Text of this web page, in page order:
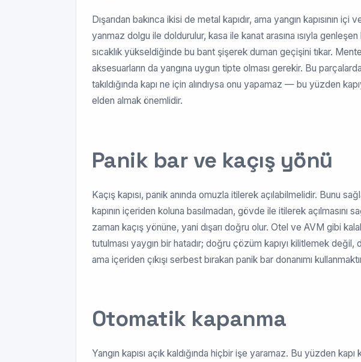
Dışarıdan bakınca ikisi de metal kapıdır, ama yangın kapısının içi
yanmaz dolgu ile doldurulur, kasa ile kanat arasına ısıyla
sıcaklık yükseldiğinde bu bant şişerek duman geçişini tıkar.
aksesuarların da yangına uygun tipte olması gerekir. Bu
takıldığında kapı ne için alındıysa onu yapamaz — bu yüzden
elden almak önemlidir.
Panik bar ve kaçış yönü
Kaçış kapısı, panik anında omuzla itilerek açılabilmelidir. Bunu
kapının içeriden koluna basılmadan, gövde ile itilerek açılmasını
zaman kaçış yönüne, yani dışarı doğru olur. Otel ve AVM gibi
tutulması yaygın bir hatadır; doğru çözüm kapıyı kilitlemek değil,
ama içeriden çıkışı serbest bırakan panik bar donanımı
Otomatik kapanma
Yangın kapısı açık kaldığında hiçbir işe yaramaz. Bu yüzden kapı